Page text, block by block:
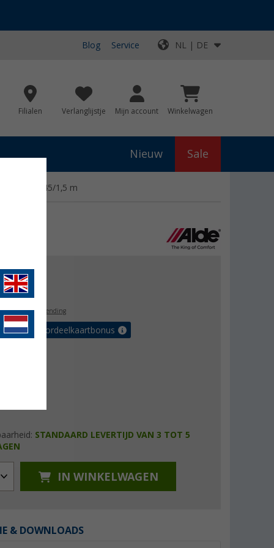
Blog Service NL | DE
Filialen Verlanglijstje Mijn account Winkelwagen
Nieuw Sale
1,45/1,5 m
72,99
BTWgratis verzending
tot 5% voordeelkaartbonus
STANDAARD LEVERTIJD VAN 3 TOT 5
IN WINKELWAGEN
& DOWNLOADS